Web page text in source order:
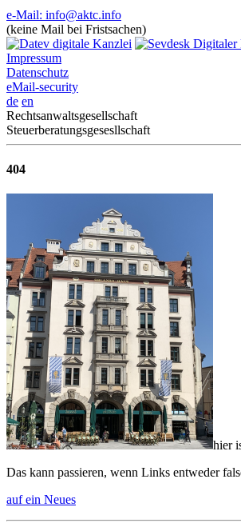
e-Mail: info@aktc.info
(keine Mail bei Fristsachen)
Impressum
Datenschutz
eMail-security
de en
Rechtsanwaltsgesellschaft
Steuerberatungsgesesllschaft
404
hier
Das kann passieren, wenn Links entweder
auf ein Neues